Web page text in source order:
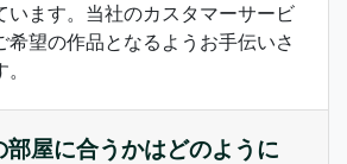
います。当社のカスタマーサービ
希望の作品となるようお手伝いさ
部屋に合うかはどのように